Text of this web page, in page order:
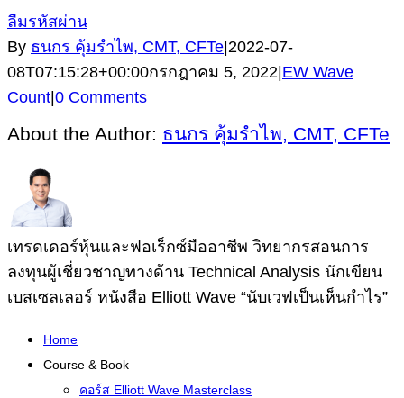
ลืมรหัสผ่าน
By ธนกร คุ้มรำไพ, CMT, CFTe|2022-07-
08T07:15:28+00:00กรกฎาคม 5, 2022|EW Wave
Count|0 Comments
About the Author: ธนกร คุ้มรำไพ, CMT, CFTe
เทรดเดอร์หุ้นและฟอเร็กซ์มืออาชีพ วิทยากรสอนการ
ลงทุนผู้เชี่ยวชาญทางด้าน Technical Analysis นักเขียน
เบสเซลเลอร์ หนังสือ Elliott Wave “นับเวฟเป็นเห็นกำไร”
Home
Course & Book
คอร์ส Elliott Wave Masterclass